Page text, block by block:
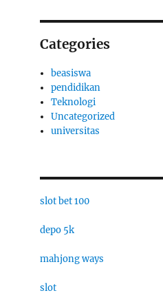
Categories
beasiswa
pendidikan
Teknologi
Uncategorized
universitas
slot bet 100
depo 5k
mahjong ways
slot